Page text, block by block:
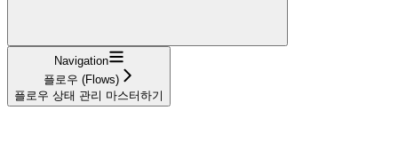
Navigation
플로우 (Flows)
플로우 상태 관리 마스터하기